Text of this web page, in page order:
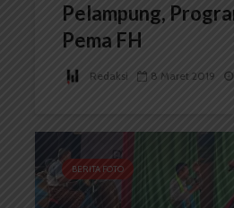
Pelampung,
Pema FH
Redaksi 8 Maret 2019
BERITA FOTO